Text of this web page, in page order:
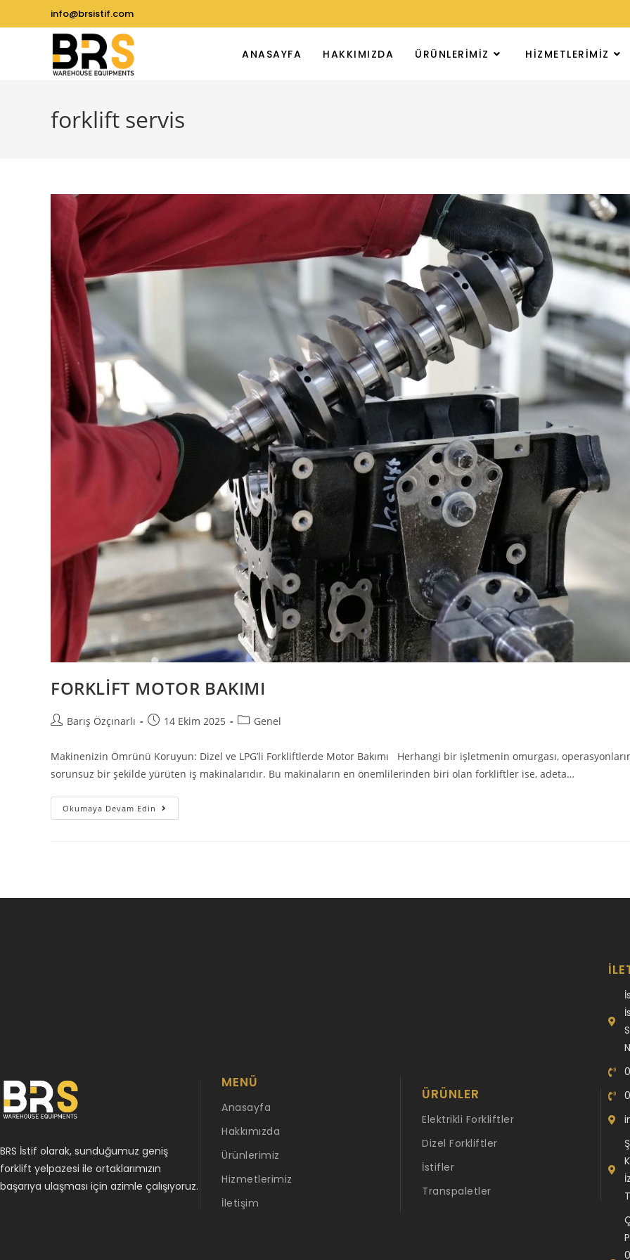
info@brsistif.com
ANASAYFA HAKKIMIZDA ÜRÜNLERIMIZ HIZMETLERIMIZ
forklift servis
FORKLİFT MOTOR BAKIMI
Barış Özçınarlı 14 Ekim 2025 Genel
Makinenizin Ömrünü Koruyun: Dizel ve LPG’li Forkliftlerde Motor Bakımı Herhangi bir işletmenin omurgası,
sorunsuz bir şekilde yürüten iş makinalarıdır. Bu makinaların en önemlilerinden biri olan forkliftler ise, adeta…
Okumaya Devam Edin
BRS İstif olarak, sunduğumuz geniş
forklift yelpazesi ile ortaklarımızın
başarıya ulaşması için azimle çalışıyoruz.
MENÜ
Anasayfa
Hakkımızda
Ürünlerimiz
Hizmetlerimiz
İletişim
ÜRÜNLER
Elektrikli Forkliftler
Dizel Forkliftler
İstifler
Transpaletler